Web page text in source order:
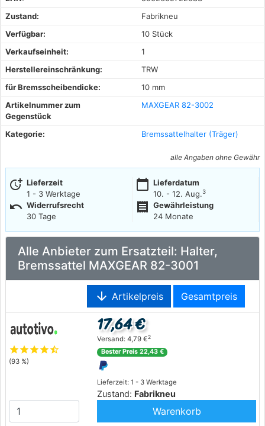
Zustand:
Fabrikneu
Verfügbar:
10 Stück
Verkaufseinheit:
1
Herstellereinschränkung:
TRW
für Bremsscheibendicke:
10 mm
Artikelnummer zum
Gegenstück
MAXGEAR 82-3002
Kategorie: Bremssattelhalter (Träger)
alle Angaben ohne Gewähr
more_time Lieferzeit
1 - 3 Werktage
calendar_today Lieferdatum
10. - 12. Aug.3
undo Widerrufsrecht
30 Tage
receipt
Gewährleistung
24 Monate
Alle Anbieter zum Ersatzteil: Halter,
Bremssattel MAXGEAR 82-3001
arrow_downward Artikelpreis Gesamtpreis
starstarstarstarstar_half
(93 %)
Lieferzeit: 1 - 3 Werktage
Zustand: Fabrikneu
17,64 €
Versand: 4,79 €2
Bester Preis 22,43 €
Warenkorb